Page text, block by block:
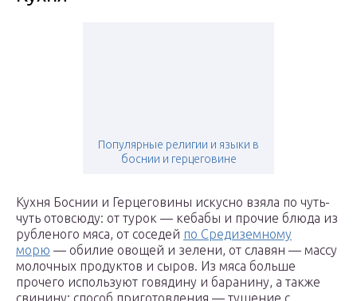
Популярные религии и языки в
боснии и герцеговине
Кухня Боснии и Герцеговины искусно взяла по чуть-
чуть отовсюду: от турок — кебабы и прочие блюда из
рубленого мяса, от соседей по Средиземному
морю — обилие овощей и зелени, от славян — массу
молочных продуктов и сыров. Из мяса больше
прочего используют говядину и баранину, а также
свинину; способ приготовления — тушение с